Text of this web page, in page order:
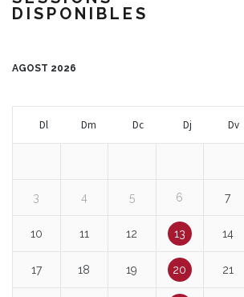
DISPONIBLES
AGOST 2026
Dl Dm Dc Dj Dv
3 4 5 6 7
10 11 12 13 14
17 18 19 20 21